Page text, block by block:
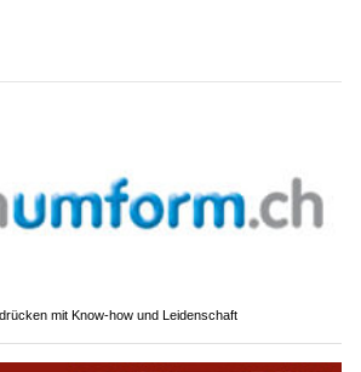
mit Know-how und Leidenschaft